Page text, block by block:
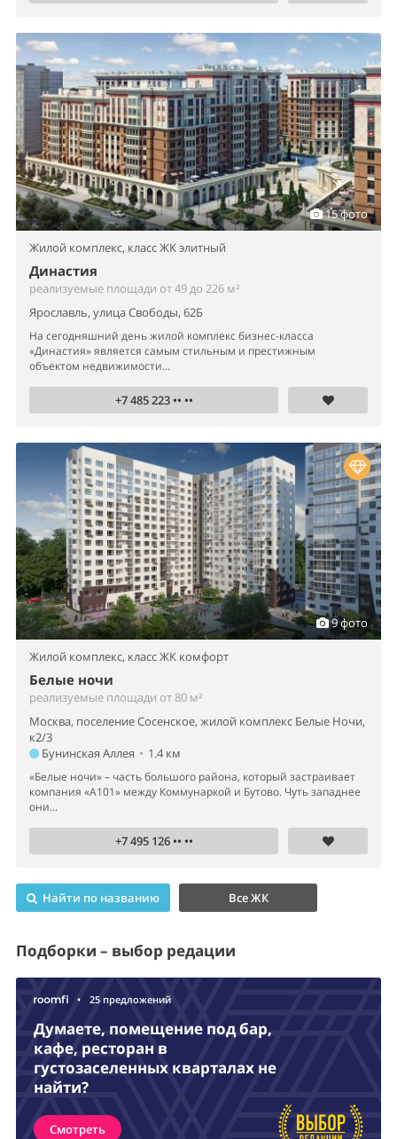
15 фото
Жилой комплекс, класс ЖК элитный
Династия
реализуемые площади от 49 до 226 м²
Ярославль, улица Свободы, 62Б
На сегодняшний день жилой комплекс бизнес-класса
«Династия» является самым стильным и престижным
объектом недвижимости...
+7 485 223 •• ••
9 фото
Жилой комплекс, класс ЖК комфорт
Белые ночи
реализуемые площади от 80 м²
Москва, поселение Сосенское, жилой комплекс Белые Ночи,
к2/3
Бунинская Аллея • 1.4 км
«Белые ночи» – часть большого района, который застраивает
компания «А101» между Коммунаркой и Бутово. Чуть западнее
они...
+7 495 126 •• ••
Найти по названию Все ЖК
Подборки – выбор редации
• 25 предложений
Думаете, помещение под бар,
кафе, ресторан в
густозаселенных кварталах не
найти?
Смотреть